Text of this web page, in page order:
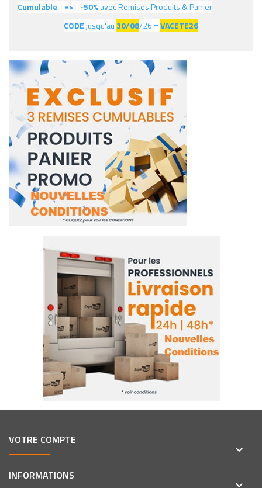
Cumulable => -50%avec Remises Produits & Panier
CODEjusqu'au 30/08/26 =VACETE26
VOTRE COMPTE
keyboard_arrow_down
INFORMATIONS